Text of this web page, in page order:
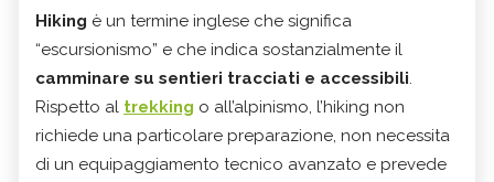
Hiking è un termine inglese che significa
“escursionismo” e che indica sostanzialmente il
camminare su sentieri tracciati e accessibili.
Rispetto al trekking o all’alpinismo, l’hiking non
richiede una particolare preparazione, non necessita
di un equipaggiamento tecnico avanzato e prevede